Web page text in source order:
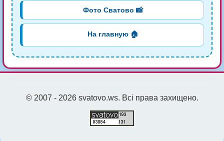
Фото Сватово 📸
На главную 🏠
© 2007 - 2026 svatovo.ws. Всі права захищено.